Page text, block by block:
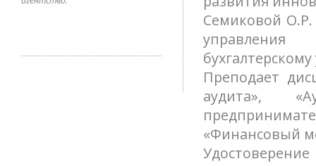
Семиковой
Преподает
аудита»,
«Финансовый